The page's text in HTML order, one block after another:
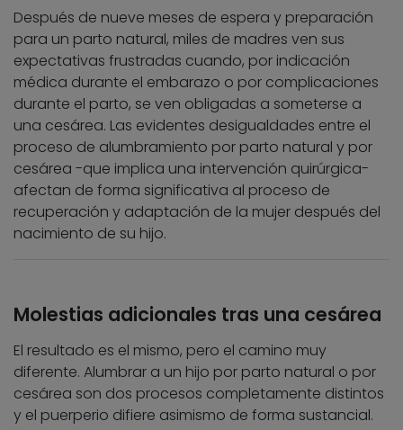
Después de nueve meses de espera y preparación
para un parto natural, miles de madres ven sus
expectativas frustradas cuando, por indicación
médica durante el embarazo o por complicaciones
durante el parto, se ven obligadas a someterse a
una cesárea. Las evidentes desigualdades entre el
proceso de alumbramiento por parto natural y por
cesárea -que implica una intervención quirúrgica-
afectan de forma significativa al proceso de
recuperación y adaptación de la mujer después del
nacimiento de su hijo.
Molestias adicionales tras una cesárea
El resultado es el mismo, pero el camino muy
diferente. Alumbrar a un hijo por parto natural o por
cesárea son dos procesos completamente distintos
y el puerperio difiere asimismo de forma sustancial.